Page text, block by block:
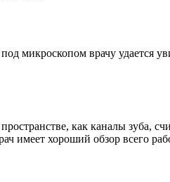
микроскопом врачу удается
как каналы зуба,
имеет хороший обзор всего